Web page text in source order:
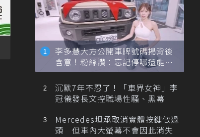
李多慧大方公開車牌號碼揭背後
含意！粉絲讚：忘記停哪還能幫
忙找車
沉默7年不忍了！「車界女神」李
冠儀發長文控職場性騷、黑幕
Mercedes坦承取消實體按鍵做過
頭 但車內大螢幕不會因此消失